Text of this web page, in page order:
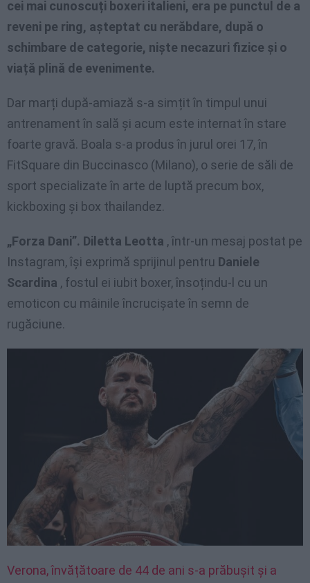
cei mai cunoscuți boxeri italieni, era pe punctul de a
reveni pe ring, așteptat cu nerăbdare, după o
schimbare de categorie, niște necazuri fizice și o
viață plină de evenimente.
Dar marți după-amiază s-a simțit în timpul unui
antrenament în sală și acum este internat în stare
foarte gravă. Boala s-a produs în jurul orei 17, în
FitSquare din Buccinasco (Milano), o serie de săli de
sport specializate în arte de luptă precum box,
kickboxing și box thailandez.
„Forza Dani”. Diletta Leotta , într-un mesaj postat pe
Instagram, își exprimă sprijinul pentru Daniele
Scardina , fostul ei iubit boxer, însoțindu-l cu un
emoticon cu mâinile încrucișate în semn de
rugăciune.
Verona, învățătoare de 44 de ani s-a prăbușit și a